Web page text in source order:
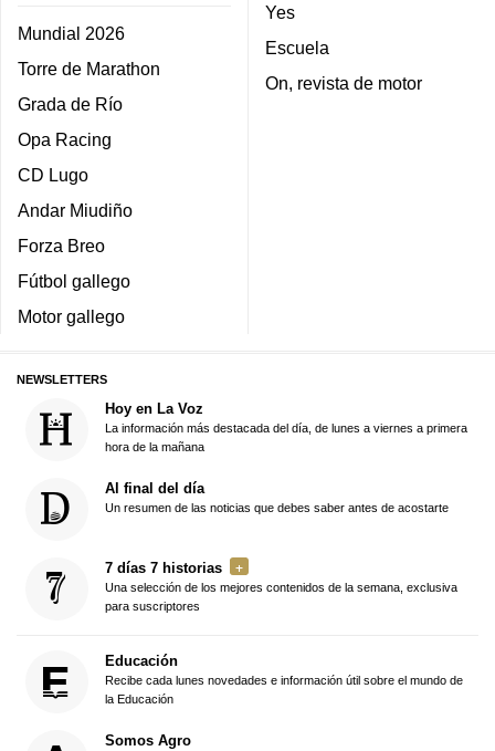
Mundial 2026
Torre de Marathon
Grada de Río
Opa Racing
CD Lugo
Andar Miudiño
Forza Breo
Fútbol gallego
Motor gallego
Yes
Escuela
On, revista de motor
NEWSLETTERS
Hoy en La Voz
La información más destacada del día, de lunes a viernes a primera
hora de la mañana
Al final del día
Un resumen de las noticias que debes saber antes de acostarte
7 días 7 historias
Una selección de los mejores contenidos de la semana, exclusiva
para suscriptores
Educación
Recibe cada lunes novedades e información útil sobre el mundo de
la Educación
Somos Agro